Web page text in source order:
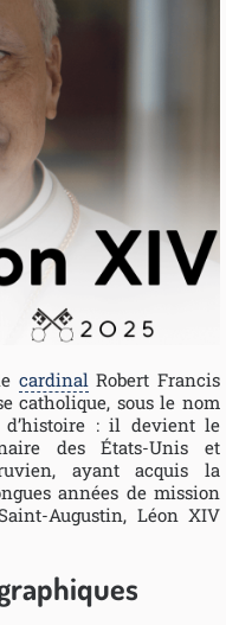
cardinal Robert Francis
catholique, sous le nom
d’histoire : il devient le
des États-Unis et
ayant acquis la
années de mission
Augustin, Léon XIV